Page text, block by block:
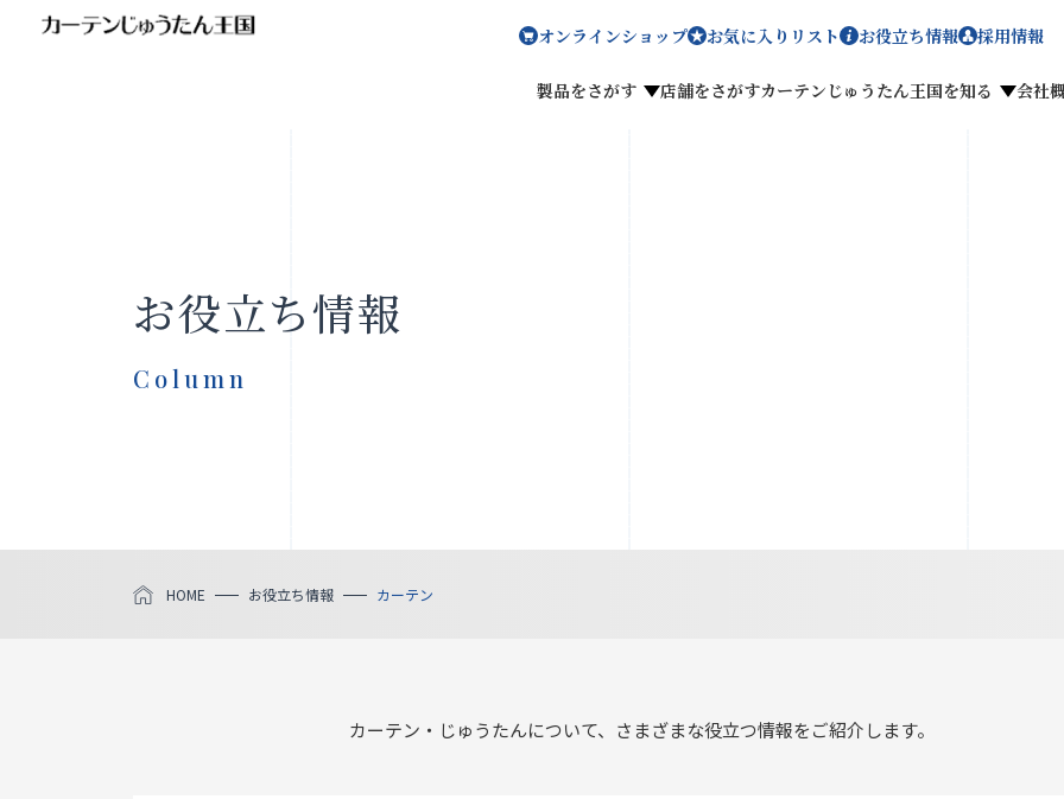
オンラインショップ お気に入りリスト お役立ち情報 採用情報
製品をさがす 店舗をさがすカーテンじゅうたん王国を知る 会社
製品をさがす
お役立ち情報
Column
HOME お役立ち情報 カーテン
カーテン・じゅうたんについて、さまざまな役立つ情報をご紹介します。